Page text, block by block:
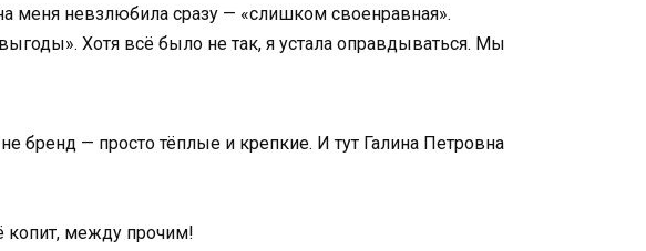
меня невзлюбила сразу — «слишком своенравная».
Хотя всё было не так, я устала оправдываться. Мы
— просто тёплые и крепкие. И тут Галина Петровна
копит, между прочим!